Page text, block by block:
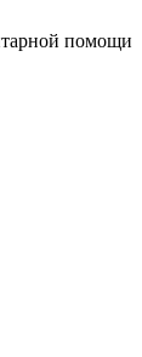
помощи